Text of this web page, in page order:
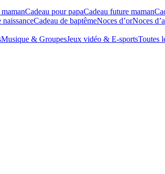
Cadeau pour papaCadeau future maman
naissanceCadeau de baptêmeNoces d’orNoces
Musique & GroupesJeux vidéo & E-sportsToutes